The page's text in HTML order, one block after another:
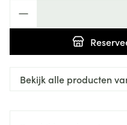
Bekijk alle producten